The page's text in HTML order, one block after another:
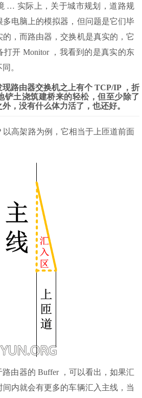
… 实际上，关于城市规划，道路规
电脑上的模拟器，但问题是它们毕
，而路由器，交换机是真实的，它
打开 Monitor ，我看到的是真实的东
。
路由器交换机之上有个 TCP/IP ，折
铲土浇筑建桥来的轻松，但至少除了
，没有什么体力活了，也还好。
以高架路为例，它相当于上匝道前面
由器的 Buffer ，可以看出，如果汇
间内就会有更多的车辆汇入主线，当